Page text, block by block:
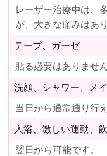
レーザー治療中は、
が、大きな痛みはあ
テープ、ガーゼ
貼る必要はありません
洗顔、シャワー、メ
当日から通常通り行
入浴、激しい運動、
翌日から可能です。